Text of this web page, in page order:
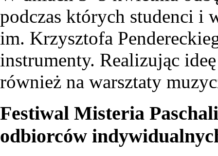
podczas których studenci i
im. Krzysztofa
instrumenty. Realizując
również na warsztaty
Festiwal Misteria
odbiorców